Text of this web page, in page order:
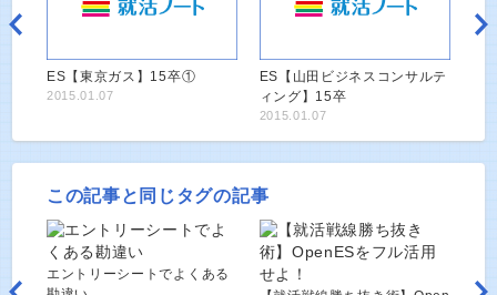
ES【東京ガス】15卒①
2015.01.07
ES【山田ビジネスコンサルテ
ィング】15卒
2015.01.07
この記事と同じタグの記事
エントリーシートでよくある